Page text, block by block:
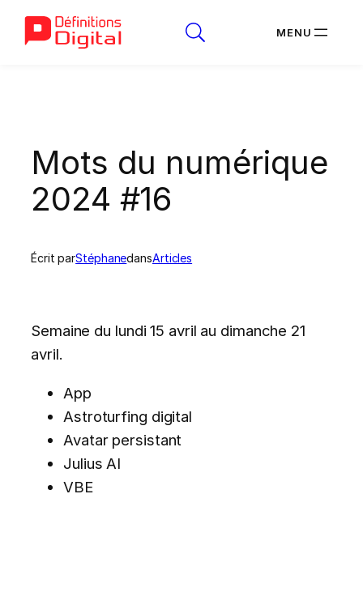
Mots du numérique
2024 #16
Écrit parStéphanedansArticles
Semaine du lundi 15 avril au dimanche 21
avril.
App
Astroturfing digital
Avatar persistant
Julius AI
VBE